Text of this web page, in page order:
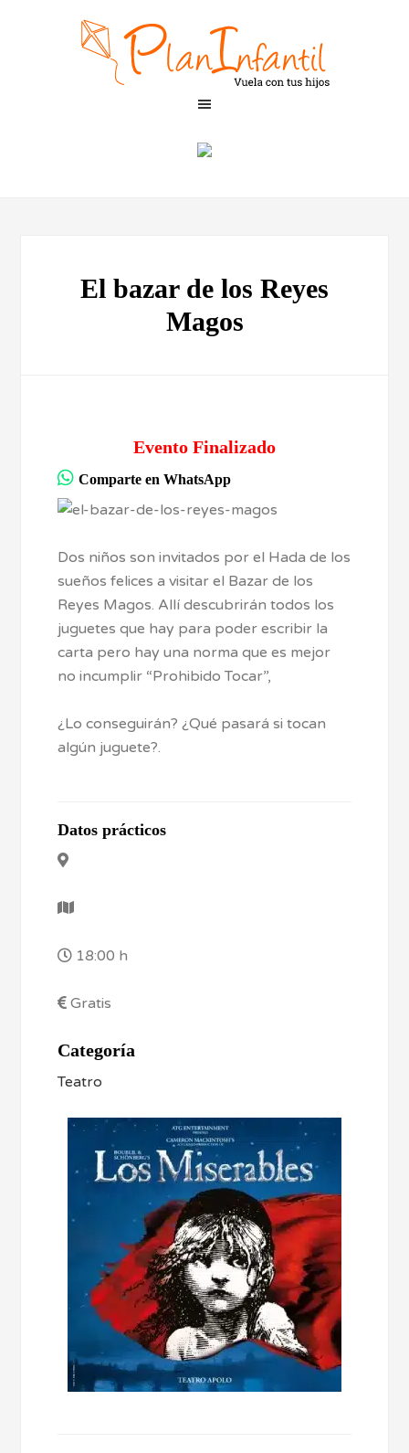
El bazar de los Reyes
Magos
Evento Finalizado
Comparte en WhatsApp
Dos niños son invitados por el Hada de los
sueños felices a visitar el Bazar de los
Reyes Magos. Allí descubrirán todos los
juguetes que hay para poder escribir la
carta pero hay una norma que es mejor
no incumplir “Prohibido Tocar”,
¿Lo conseguirán? ¿Qué pasará si tocan
algún juguete?.
Datos prácticos
18:00 h
Gratis
Categoría
Teatro